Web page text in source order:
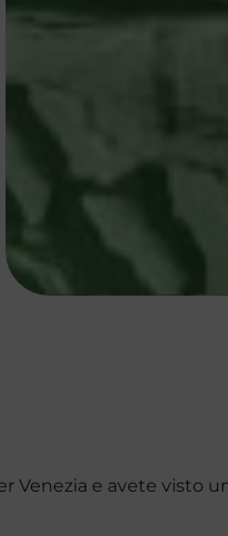
Venezia e avete visto